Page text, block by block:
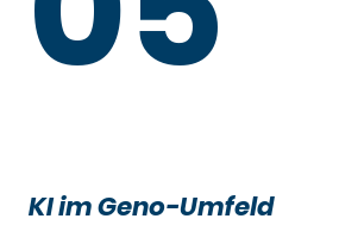
KI im Geno-Umfeld